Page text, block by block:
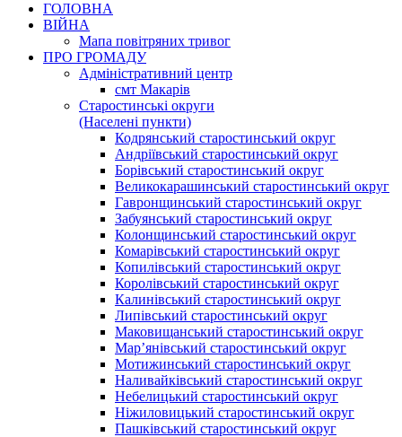
ГОЛОВНА
ВІЙНА
Мапа повітряних тривог
ПРО ГРОМАДУ
Aдміністративний центр
смт Макарів
Старостинські округи
(Населені пункти)
Кодрянський старостинський округ
Андріївський старостинський округ
Борівський старостинський округ
Великокарашинський старостинський округ
Гавронщинський старостинський округ
Забуянський старостинський округ
Колонщинський старостинський округ
Комарівський старостинський округ
Копилівський старостинський округ
Королівський старостинський округ
Калинівський старостинський округ
Липівський старостинський округ
Маковищанський старостинський округ
Мар’янівський старостинський округ
Мотижинський старостинський округ
Наливайківський старостинський округ
Небелицький старостинський округ
Ніжиловицький старостинський округ
Пашківський старостинський округ